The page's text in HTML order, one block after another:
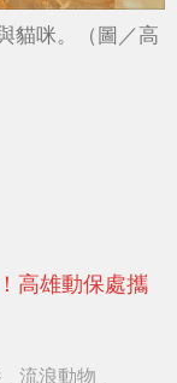
貓咪。（圖／高
高雄動保處攜
, 流浪動物 ,